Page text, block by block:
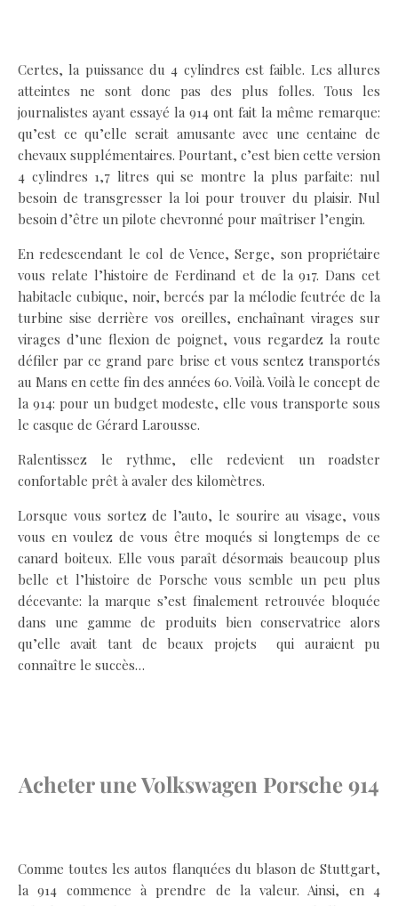
Certes, la puissance du 4 cylindres est faible. Les allures
atteintes ne sont donc pas des plus folles. Tous les
journalistes ayant essayé la 914 ont fait la même remarque:
qu’est ce qu’elle serait amusante avec une centaine de
chevaux supplémentaires. Pourtant, c’est bien cette version
4 cylindres 1,7 litres qui se montre la plus parfaite: nul
besoin de transgresser la loi pour trouver du plaisir. Nul
besoin d’être un pilote chevronné pour maîtriser l’engin.
En redescendant le col de Vence, Serge, son propriétaire
vous relate l’histoire de Ferdinand et de la 917. Dans cet
habitacle cubique, noir, bercés par la mélodie feutrée de la
turbine sise derrière vos oreilles, enchaînant virages sur
virages d’une flexion de poignet, vous regardez la route
défiler par ce grand pare brise et vous sentez transportés
au Mans en cette fin des années 60. Voilà. Voilà le concept de
la 914: pour un budget modeste, elle vous transporte sous
le casque de Gérard Larousse.
Ralentissez le rythme, elle redevient un roadster
confortable prêt à avaler des kilomètres.
Lorsque vous sortez de l’auto, le sourire au visage, vous
vous en voulez de vous être moqués si longtemps de ce
canard boiteux. Elle vous paraît désormais beaucoup plus
belle et l’histoire de Porsche vous semble un peu plus
décevante: la marque s’est finalement retrouvée bloquée
dans une gamme de produits bien conservatrice alors
qu’elle avait tant de beaux projets qui auraient pu
connaître le succès…
Acheter une Volkswagen Porsche 914
Comme toutes les autos flanquées du blason de Stuttgart,
la 914 commence à prendre de la valeur. Ainsi, en 4